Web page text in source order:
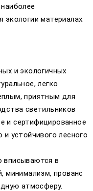
экологии материалах.
и экологичных
легко
приятным для
светильников
и сертифицированное
устойчивого лесного
вписываются в
минимализм, прованс
атмосферу.